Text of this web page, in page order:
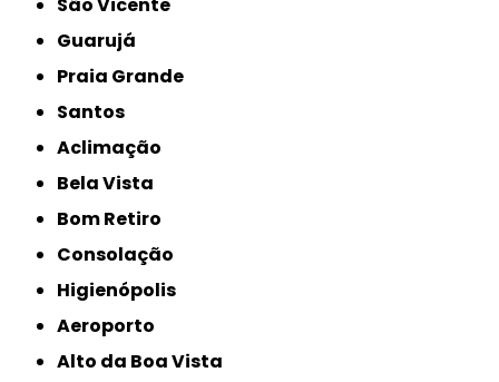
Guarujá
Praia Grande
Santos
Aclimação
Bela Vista
Bom Retiro
Consolação
Higienópolis
Aeroporto
Alto da Boa Vista